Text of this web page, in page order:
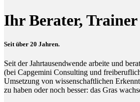
Ihr Berater,
Seit über 20 Jahren.
Seit der Jahrtausendwende arbeite und
(bei Capgemini Consulting und
Umsetzung von wissenschaftlichen
zu haben oder noch besser: das Gras